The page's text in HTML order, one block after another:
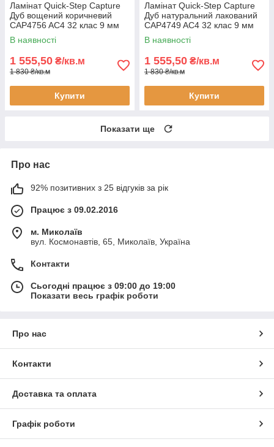
Ламінат Quick-Step Capture
Дуб вощений коричневий
CAP4756 AC4 32 клас 9 мм
водостійкий широка дошка з
фаскою
В наявності
1 555,50 ₴/кв.м
1 830 ₴/кв.м
Купити
Ламінат Quick-Step Capture
Дуб натуральний лакований
CAP4749 AC4 32 клас 9 мм
водостійкий широка дошка з
фаскою
В наявності
1 555,50 ₴/кв.м
1 830 ₴/кв.м
Купити
Показати ще
Про нас
92% позитивних з 25 відгуків за рік
Працює з 09.02.2016
м. Миколаїв
вул. Космонавтів, 65, Миколаїв, Україна
Контакти
Сьогодні працює з 09:00 до 19:00
Показати весь графік роботи
Про нас
Контакти
Доставка та оплата
Графік роботи